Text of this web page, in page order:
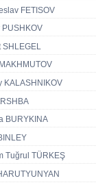
FETISOV
PUSHKOV
KALASHNIKOV
BURYKINA
Tuğrul TÜRKEŞ